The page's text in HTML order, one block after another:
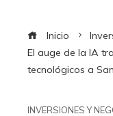
Inicio
El auge de la IA
tecnológicos a
INVERSIONES Y